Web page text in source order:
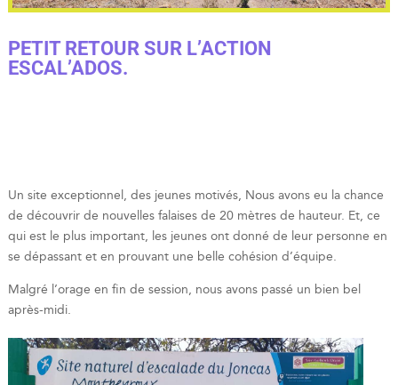
PETIT RETOUR SUR L’ACTION
ESCAL’ADOS.
Un site exceptionnel, des jeunes motivés, Nous avons eu la chance
de découvrir de nouvelles falaises de 20 mètres de hauteur. Et, ce
qui est le plus important, les jeunes ont donné de leur personne en
se dépassant et en prouvant une belle cohésion d’équipe.
Malgré l’orage en fin de session, nous avons passé un bien bel
après-midi.